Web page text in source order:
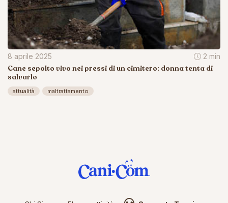
8 aprile 2025 2 min
Cane sepolto vivo nei pressi di un cimitero: donna tenta di
salvarlo
attualità maltrattamento